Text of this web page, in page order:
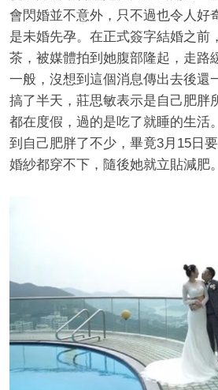
會閃婚並不意外，只不過也令人好
是未婚先孕。在正式簽字結婚之前
茶，被媒體拍到她腹部隆起，走路
一般，沒想到這個消息傳出去後還
搞了半天，莊思敏表示是自己肥胖
都在度假，過的是吃了就睡的生活
到自己肥胖了不少，畢竟3月15日
婚紗都穿不下，隨後她就立貼減肥。